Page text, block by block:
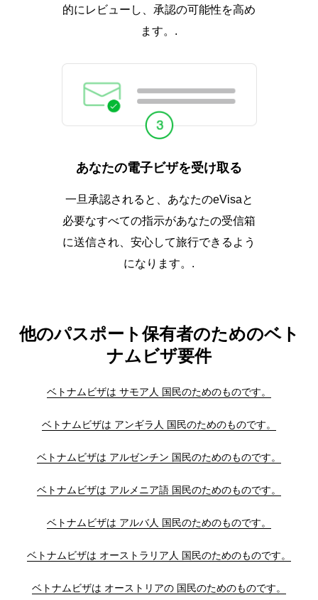
的にレビューし、承認の可能性を高め
ます。.
あなたの電子ビザを受け取る
一旦承認されると、あなたのeVisaと
必要なすべての指示があなたの受信箱
に送信され、安心して旅行できるよう
になります。.
他のパスポート保有者のためのベト
ナムビザ要件
ベトナムビザは サモア人 国民のためのものです。
ベトナムビザは アンギラ人 国民のためのものです。
ベトナムビザは アルゼンチン 国民のためのものです。
ベトナムビザは アルメニア語 国民のためのものです。
ベトナムビザは アルバ人 国民のためのものです。
ベトナムビザは オーストラリア人 国民のためのものです。
ベトナムビザは オーストリアの 国民のためのものです。